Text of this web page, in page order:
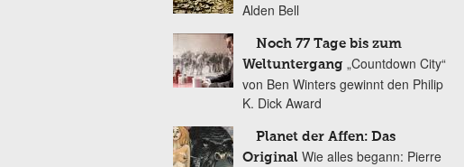
Alden Bell
Noch 77 Tage bis zum
Weltuntergang „Countdown City“
von Ben Winters gewinnt den Philip
K. Dick Award
Planet der Affen: Das
Original Wie alles begann: Pierre